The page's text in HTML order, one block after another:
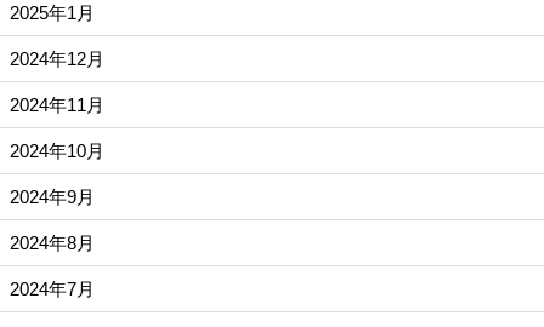
2025年1月
2024年12月
2024年11月
2024年10月
2024年9月
2024年8月
2024年7月